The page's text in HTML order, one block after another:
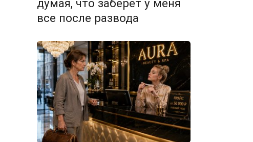
думая, что заберет у меня
все после развода